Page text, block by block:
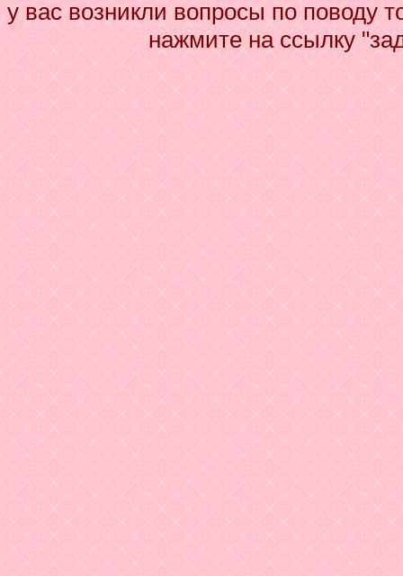
у вас возникли вопросы по поводу
нажмите на ссылку